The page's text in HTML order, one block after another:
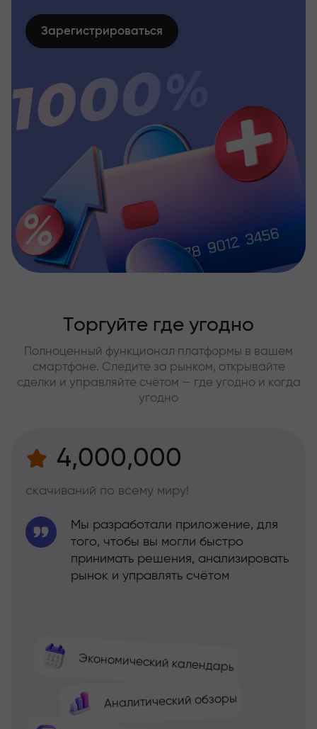
Зарегистрироваться
Торгуйте где угодно
Полноценный функционал платформы в вашем
смартфоне. Следите за рынком, открывайте
сделки и управляйте счётом — где угодно и когда
угодно
4,000,000
скачиваний по всему миру!
Экономический календарь
Аналитический обзоры
Мы разработали приложение, для
того, чтобы вы могли быстро
принимать решения, анализировать
рынок и управлять счётом